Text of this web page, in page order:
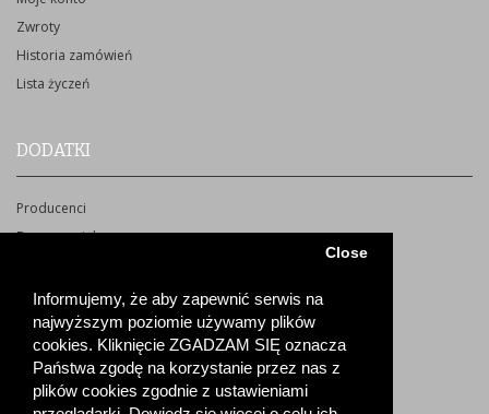
Informujemy, że aby zapewnić serwis na
najwyższym poziomie używamy plików
cookies. Kliknięcie ZGADZAM SIĘ oznacza
Państwa zgodę na korzystanie przez nas z
plików cookies zgodnie z ustawieniami
Close
Zwroty
Historia zamówień
Lista życzeń
DODATKI
Producenci
Bon upominkowy
Promocje
Subskrypcja/rezygnacja z newsletter
Mapa strony